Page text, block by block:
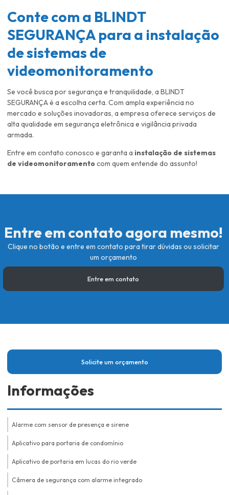
Conte com a BLINDT
SEGURANÇA para a instalação
de sistemas de
videomonitoramento
Se você busca por segurança e tranquilidade, a BLINDT
SEGURANÇA é a escolha certa. Com ampla experiência no
mercado e soluções inovadoras, a empresa oferece serviços de
alta qualidade em segurança eletrônica e vigilância privada
armada.
Entre em contato conosco e garanta a instalação de sistemas
de videomonitoramentocom quem entende do assunto!
Entre em contato agora mesmo!
Clique no botão e entre em contato para tirar dúvidas ou solicitar
um orçamento
Entre em contato
Solicite um orçamento
Informações
Alarme com sensor de presença e sirene
Aplicativo para portaria de condomínio
Aplicativo de portaria em lucas do rio verde
Câmera de segurança com alarme integrado